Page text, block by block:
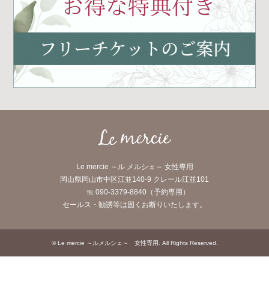
Le mercie ～ル メルシェ～ 女性専用
岡山県岡山市中区江並140-9 クレール江並101
℡ 090-3379-8840（予約専用）
セールス・勧誘等は固くお断りいたします。
©Le mercie ～ルメルシェ～ 女性専用 . All Rights Reserved.